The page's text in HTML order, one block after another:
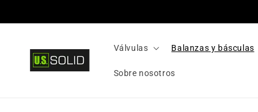
al contenido
Válvulas Balanzas y básculas
Sobre nosotros